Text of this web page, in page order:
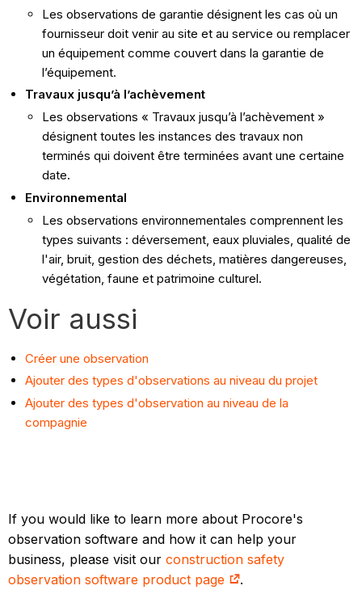
Les observations de garantie désignent les cas où un
fournisseur doit venir au site et au service ou remplacer
un équipement comme couvert dans la garantie de
l’équipement.
Travaux jusqu’à l’achèvement
Les observations « Travaux jusqu’à l’achèvement »
désignent toutes les instances des travaux non
terminés qui doivent être terminées avant une certaine
date.
Environnemental
Les observations environnementales comprennent les
types suivants : déversement, eaux pluviales, qualité de
l'air, bruit, gestion des déchets, matières dangereuses,
végétation, faune et patrimoine culturel.
Voir aussi
Créer une observation
Ajouter des types d'observations au niveau du projet
Ajouter des types d'observation au niveau de la
compagnie
If you would like to learn more about Procore's
observation software and how it can help your
business, please visit ourconstruction safety
observation software product page
.